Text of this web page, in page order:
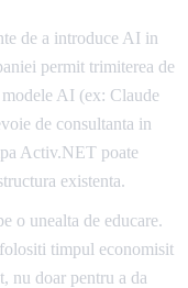
de a introduce AI in
permit trimiterea de
AI (ex: Claude
de consultanta in
Activ.NET poate
existenta.
o unealta de educare.
timpul economisit
nu doar pentru a da